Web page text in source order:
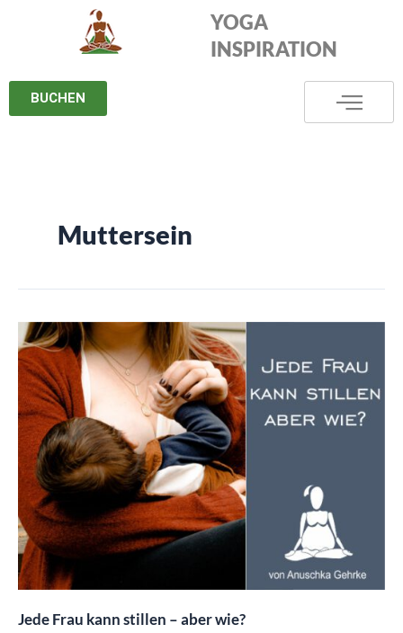
YOGA
INSPIRATION
BUCHEN
Muttersein
Jede Frau kann stillen – aber wie?
Jede
Frau
kann
stillen
–
aber
wie?